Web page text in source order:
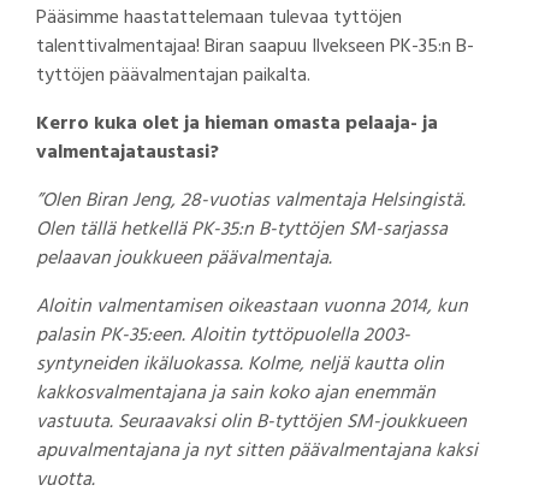
Pääsimme haastattelemaan tulevaa tyttöjen
talenttivalmentajaa! Biran saapuu Ilvekseen PK-35:n B-
tyttöjen päävalmentajan paikalta.
Kerro kuka olet ja hieman omasta pelaaja- ja
valmentajataustasi?
”Olen Biran Jeng, 28-vuotias valmentaja Helsingistä.
Olen tällä hetkellä PK-35:n B-tyttöjen SM-sarjassa
pelaavan joukkueen päävalmentaja.
Aloitin valmentamisen oikeastaan vuonna 2014, kun
palasin PK-35:een. Aloitin tyttöpuolella 2003-
syntyneiden ikäluokassa. Kolme, neljä kautta olin
kakkosvalmentajana ja sain koko ajan enemmän
vastuuta. Seuraavaksi olin B-tyttöjen SM-joukkueen
apuvalmentajana ja nyt sitten päävalmentajana kaksi
vuotta.